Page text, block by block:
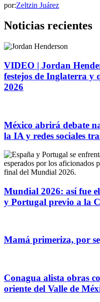
por:Zeltzin Juárez
Noticias recientes
VIDEO | Jordan
festejos de Inglaterra y
2026
México abrirá debate
la IA y redes sociales
Mundial 2026: así fue
y Portugal previo a la
Mamá primeriza, por
Conagua alista obras
oriente del Valle de